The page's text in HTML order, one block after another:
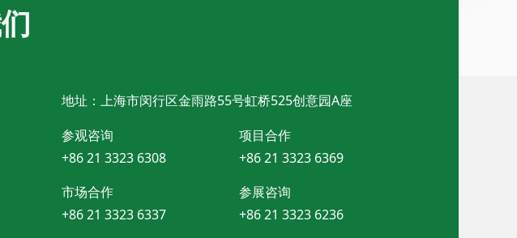
地址：上海市闵行区金雨路55号虹桥525创意园A座
参观咨询
+86 21 3323 6308
项目合作
+86 21 3323 6369
市场合作
+86 21 3323 6337
参展咨询
+86 21 3323 6236